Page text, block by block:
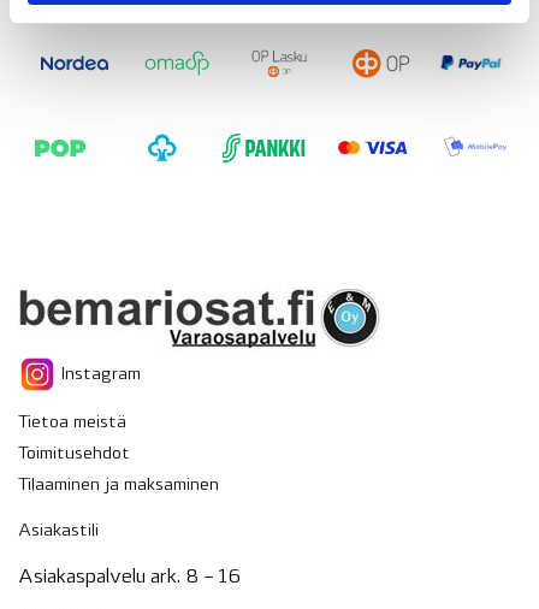
Instagram
Tietoa meistä
Toimitusehdot
Tilaaminen ja maksaminen
Asiakastili
Asiakaspalvelu ark. 8 – 16